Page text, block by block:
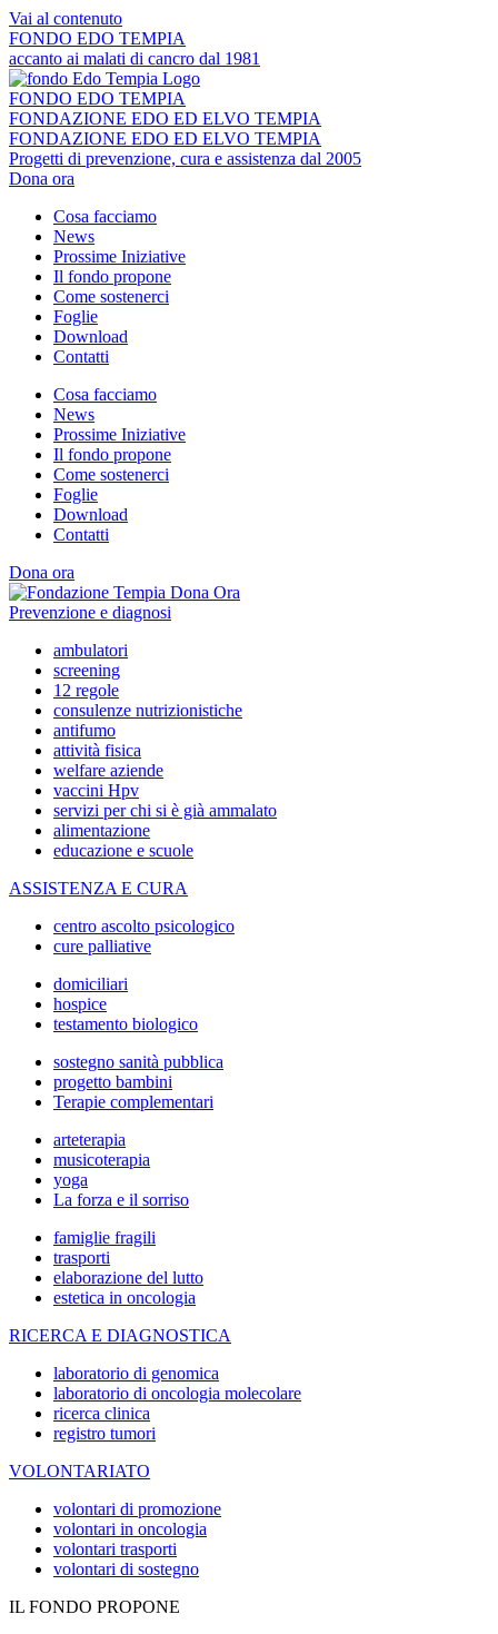
Vai al contenuto
FONDO EDO TEMPIA
accanto ai malati di cancro dal 1981
FONDO EDO TEMPIA
FONDAZIONE EDO ED ELVO TEMPIA
FONDAZIONE EDO ED ELVO TEMPIA
Progetti di prevenzione, cura e assistenza dal 2005
Dona ora
Cosa facciamo
News
Prossime Iniziative
Il fondo propone
Come sostenerci
Foglie
Download
Contatti
Cosa facciamo
News
Prossime Iniziative
Il fondo propone
Come sostenerci
Foglie
Download
Contatti
Dona ora
Prevenzione e diagnosi
ambulatori
screening
12 regole
consulenze nutrizionistiche
antifumo
attività fisica
welfare aziende
vaccini Hpv
servizi per chi si è già ammalato
alimentazione
educazione e scuole
ASSISTENZA E CURA
centro ascolto psicologico
cure palliative
domiciliari
hospice
testamento biologico
sostegno sanità pubblica
progetto bambini
Terapie complementari
arteterapia
musicoterapia
yoga
La forza e il sorriso
famiglie fragili
trasporti
elaborazione del lutto
estetica in oncologia
RICERCA E DIAGNOSTICA
laboratorio di genomica
laboratorio di oncologia molecolare
ricerca clinica
registro tumori
VOLONTARIATO
volontari di promozione
volontari in oncologia
volontari trasporti
volontari di sostegno
IL FONDO PROPONE